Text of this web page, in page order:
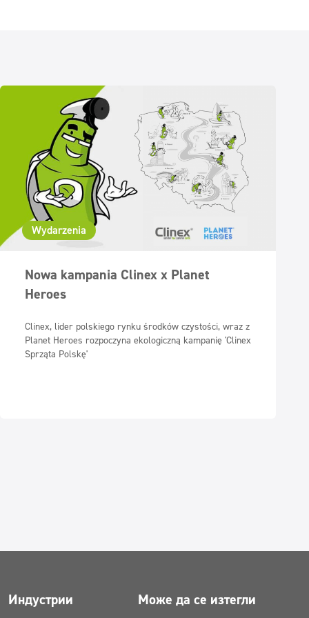
Wydarzenia
Nowa kampania Clinex x Planet
Heroes
Clinex, lider polskiego rynku środków czystości, wraz z
Planet Heroes rozpoczyna ekologiczną kampanię 'Clinex
Sprząta Polskę'
Индустрии Може да се изтегли